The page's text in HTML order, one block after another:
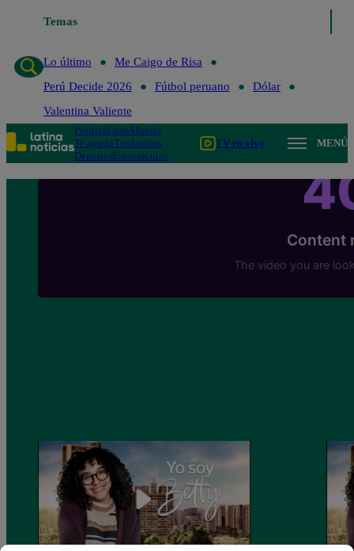
Temas
Lo último
Me Caigo de Risa
Perú Decide 2026
Fútbol peruano
Dólar
Valentina Valiente
PolíticaLimaMundo
Te ayudoTendencias
DeportesEspectáculos
TV en vivo MENÚ